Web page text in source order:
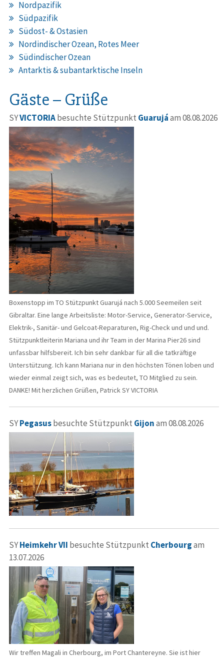
Nordpazifik
Südpazifik
Südost- & Ostasien
Nordindischer Ozean, Rotes Meer
Südindischer Ozean
Antarktis & subantarktische Inseln
Gäste – Grüße
SYVICTORIAbesuchte Stützpunkt Guarujáam 08.08.2026
Boxenstopp im TO Stützpunkt Guarujá nach 5.000 Seemeilen seit
Gibraltar. Eine lange Arbeitsliste: Motor-Service, Generator-Service,
Elektrik-, Sanitär- und Gelcoat-Reparaturen, Rig-Check und und und.
Stützpunktleiterin Mariana und ihr Team in der Marina Pier26 sind
unfassbar hilfsbereit. Ich bin sehr dankbar für all die tatkräftige
Unterstützung. Ich kann Mariana nur in den höchsten Tönen loben und
wieder einmal zeigt sich, was es bedeutet, TO Mitglied zu sein.
DANKE! Mit herzlichen Grüßen, Patrick SY VICTORIA
SYPegasusbesuchte Stützpunkt Gijonam 08.08.2026
SYHeimkehr VII besuchte Stützpunkt Cherbourgam
13.07.2026
Wir treffen Magali in Cherbourg, im Port Chantereyne. Sie ist hier